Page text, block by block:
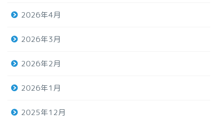
2026年4月
2026年3月
2026年2月
2026年1月
2025年12月